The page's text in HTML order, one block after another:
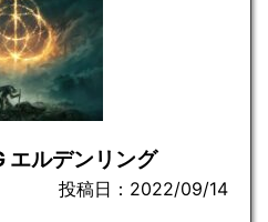
エルデンリング
投稿日：2022/09/14